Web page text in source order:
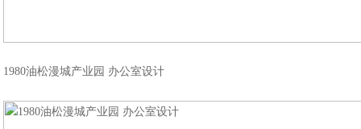
1980油松漫城产业园 办公室设计